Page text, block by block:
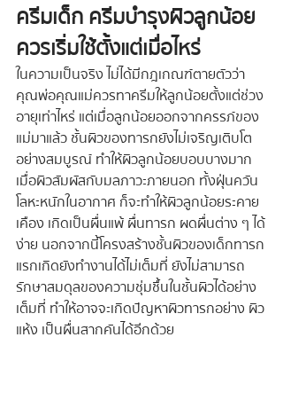
ครีมเด็ก ครีมบำรุงผิวลูกน้อย
ควรเริ่มใช้ตั้งแต่เมื่อไหร่
ในความเป็นจริง ไม่ได้มีกฎเกณฑ์ตายตัวว่า
คุณพ่อคุณแม่ควรทาครีมให้ลูกน้อยตั้งแต่ช่วง
อายุเท่าไหร่ แต่เมื่อลูกน้อยออกจากครรภ์ของ
แม่มาแล้ว ชั้นผิวของทารกยังไม่เจริญเติบโต
อย่างสมบูรณ์ ทำให้ผิวลูกน้อยบอบบางมาก
เมื่อผิวสัมผัสกับมลภาวะภายนอก ทั้งฝุ่นควัน
โลหะหนักในอากาศ ก็จะทำให้ผิวลูกน้อยระคาย
เคือง เกิดเป็นผื่นแพ้ ผื่นทารก ผดผื่นต่าง ๆ ได้
ง่าย นอกจากนี้โครงสร้างชั้นผิวของเด็กทารก
แรกเกิดยังทำงานได้ไม่เต็มที่ ยังไม่สามารถ
รักษาสมดุลของความชุ่มชื้นในชั้นผิวได้อย่าง
เต็มที่ ทำให้อาจจะเกิดปัญหาผิวทารกอย่าง ผิว
แห้ง เป็นผื่นสากคันได้อีกด้วย